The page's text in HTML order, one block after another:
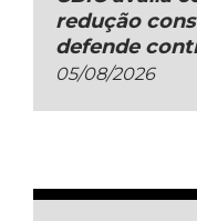
redução
defende
05/08/2026